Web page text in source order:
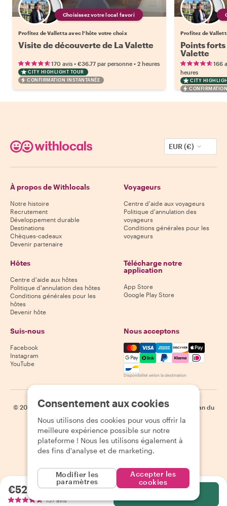
Choisissez votre local favori
Profitez de Valletta avec l'hôte votre choix
Visite de découverte de La Valette
170 avis • €36.77 par personne • 2 heures
CITY HIGHLIGHT TOUR
CONFIRMATION INSTANTANÉE
Profitez de
Points forts
Valette
166
heures
CITY
€52.94par personne
137 avis
EUR (€)
À propos de Withlocals
Notre histoire
Recrutement
Développement durable
Destinations
Chèques-cadeaux
Devenir partenaire
Voyageurs
Centre d'aide aux voyageurs
Politique d'annulation des
voyageurs
Conditions générales pour les
voyageurs
Hôtes
Centre d'aide aux hôtes
Politique d'annulation des hôtes
Conditions générales pour les
hôtes
Devenir hôte
Télécharge notre
application
App Store
Google Play Store
Suis-nous
Facebook
Instagram
YouTube
Nous acceptons
Mastercard, Visa, Amex,
Disponibilité selon la destination
© 2026 Withlocals.com | Politique de confidentialité | Cookies
Plan du
site
Consentement aux cookies
Nous utilisons des cookies pour vous offrir la
meilleure expérience possible sur notre
plateforme ! Nous les utilisons également à
des fins d'analyse et de marketing.
Modifier les
paramètres
Accepter les
cookies